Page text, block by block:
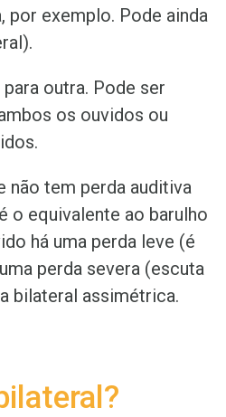
por exemplo. Pode ainda
outra. Pode ser
os ouvidos ou
não tem perda auditiva
o equivalente ao barulho
há uma perda leve (é
perda severa (escuta
bilateral assimétrica.